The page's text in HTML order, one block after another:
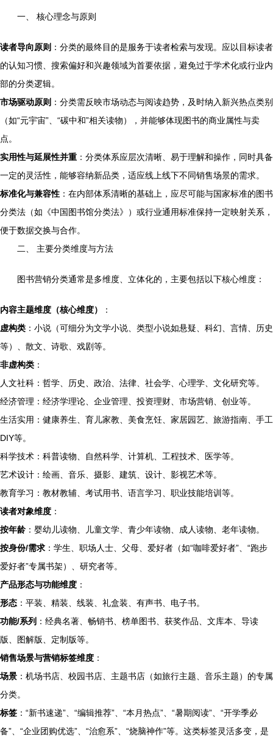
一、 核心理念与原则
读者导向原则 ：分类的最终目的是服务于读者检索与发现。应以目标读者
的认知习惯、搜索偏好和兴趣领域为首要依据，避免过于学术化或行业内
部的分类逻辑。
市场驱动原则 ：分类需反映市场动态与阅读趋势，及时纳入新兴热点类别
（如“元宇宙”、“碳中和”相关读物），并能够体现图书的商业属性与卖
点。
实用性与延展性并重 ：分类体系应层次清晰、易于理解和操作，同时具备
一定的灵活性，能够容纳新品类，适应线上线下不同销售场景的需求。
标准化与兼容性 ：在内部体系清晰的基础上，应尽可能与国家标准的图书
分类法（如《中国图书馆分类法》）或行业通用标准保持一定映射关系，
便于数据交换与合作。
二、 主要分类维度与方法
图书营销分类通常是多维度、立体化的，主要包括以下核心维度：
内容主题维度（核心维度）
：
虚构类 ：小说（可细分为文学小说、类型小说如悬疑、科幻、言情、历史
等）、散文、诗歌、戏剧等。
非虚构类 ：
人文社科：哲学、历史、政治、法律、社会学、心理学、文化研究等。
经济管理：经济学理论、企业管理、投资理财、市场营销、创业等。
生活实用：健康养生、育儿家教、美食烹饪、家居园艺、旅游指南、手工
DIY等。
科学技术：科普读物、自然科学、计算机、工程技术、医学等。
艺术设计：绘画、音乐、摄影、建筑、设计、影视艺术等。
教育学习：教材教辅、考试用书、语言学习、职业技能培训等。
读者对象维度 ：
按年龄：婴幼儿读物、儿童文学、青少年读物、成人读物、老年读物。
按身份/需求 ：学生、职场人士、父母、爱好者（如“咖啡爱好者”、“跑步
爱好者”专属书架）、研究者等。
产品形态与功能维度 ：
形态 ：平装、精装、线装、礼盒装、有声书、电子书。
功能/系列 ：经典名著、畅销书、榜单图书、获奖作品、文库本、导读
版、图解版、定制版等。
销售场景与营销标签维度 ：
场景 ：机场书店、校园书店、主题书店（如旅行主题、音乐主题）的专属
分类。
标签 ：“新书速递”、“编辑推荐”、“本月热点”、“暑期阅读”、“开学季必
备”、“企业团购优选”、“治愈系”、“烧脑神作”等。这类标签灵活多变，是